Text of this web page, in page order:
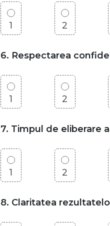
1 2
6. Respectarea
1 2
7. Timpul de eliberare
1 2
8. Claritatea